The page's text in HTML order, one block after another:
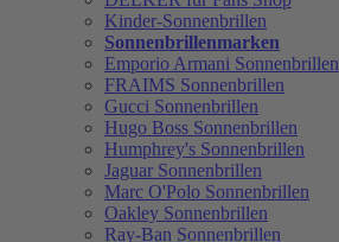
Kinder-Sonnenbrillen
Sonnenbrillenmarken
Emporio Armani Sonnenbrillen
FRAIMS Sonnenbrillen
Gucci Sonnenbrillen
Hugo Boss Sonnenbrillen
Humphrey's Sonnenbrillen
Jaguar Sonnenbrillen
Marc O'Polo Sonnenbrillen
Oakley Sonnenbrillen
Ray-Ban Sonnenbrillen